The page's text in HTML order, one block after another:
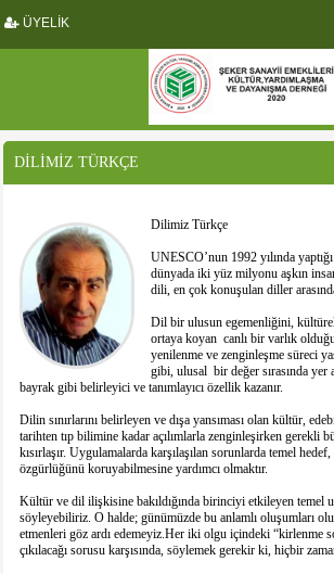
ÜYELİK
DİLİMİZ TÜRKÇE
Dilimiz Türkçe
UNESCO’nun 1992 yılında
dünyada iki yüz milyonu aşkın
dili, en çok konuşulan diller
Dil bir ulusun egemenliğini,
ortaya koyan canlı bir varlık
yenilenme ve zenginleşme süreci
gibi, ulusal bir değer sırasında yer
bayrak gibi belirleyici ve tanımlayıcı özellik kazanır.
Dilin sınırlarını belirleyen ve dışa yansıması olan kültür,
tarihten tıp bilimine kadar açılımlarla zenginleşirken gerekli
kısırlaşır. Uygulamalarda karşılaşılan sorunlarda temel
özgürlüğünü koruyabilmesine yardımcı olmaktır.
Kültür ve dil ilişkisine bakıldığında birinciyi etkileyen temel
söyleyebiliriz. O halde; günümüzde bu anlamlı oluşumları
etmenleri göz ardı edemeyiz.Her iki olgu içindeki “kirlenme
çıkılacağı sorusu karşısında, söylemek gerekir ki, hiçbir